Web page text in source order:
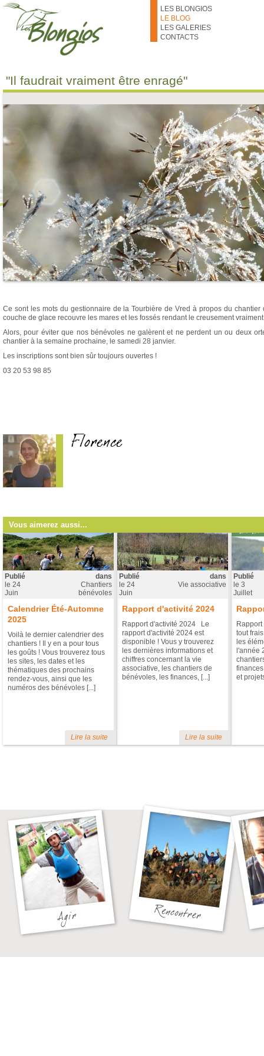
Aller au contenu principal
LES BLONGIOS
LE BLOG
LES GALERIES
CONTACTS
"Il faudrait vraiment être enragé"
Ce sont les mots du gestionnaire de la Tourbière de Vred à propos du
couche de glace recouvre les mares et les fossés rendant le creusement
Alors, pour éviter que nos bénévoles ne galèrent et ne perdent un ou deux
chantier à la semaine prochaine, le samedi 28 janvier.
Les inscriptions sont bien sûr toujours ouvertes !
03 20 53 98 85
Florence
Vous aimerez aussi...
Publié
le 24
Juin
dans
Chantiers
bénévoles
Calendrier Été-Automne
2025
Voilà le dernier calendrier des
chantiers ! Il y en a pour tous
les goûts ! Vous trouverez tous
les sites, les dates et les
thématiques des prochains
rendez-vous, ainsi que les
numéros des bénévoles [...]
Lire la suite
Publié
le 24
Juin
dans
Vie associative
Rapport d'activité 2024
Rapport d'activité 2024 Le
rapport d'activité 2024 est
disponible ! Vous y trouverez
les dernières informations et
chiffres concernant la vie
associative, les chantiers de
bénévoles, les finances, [...]
Lire la suite
Publié
le 3
Juillet
tout
les
l'année
et